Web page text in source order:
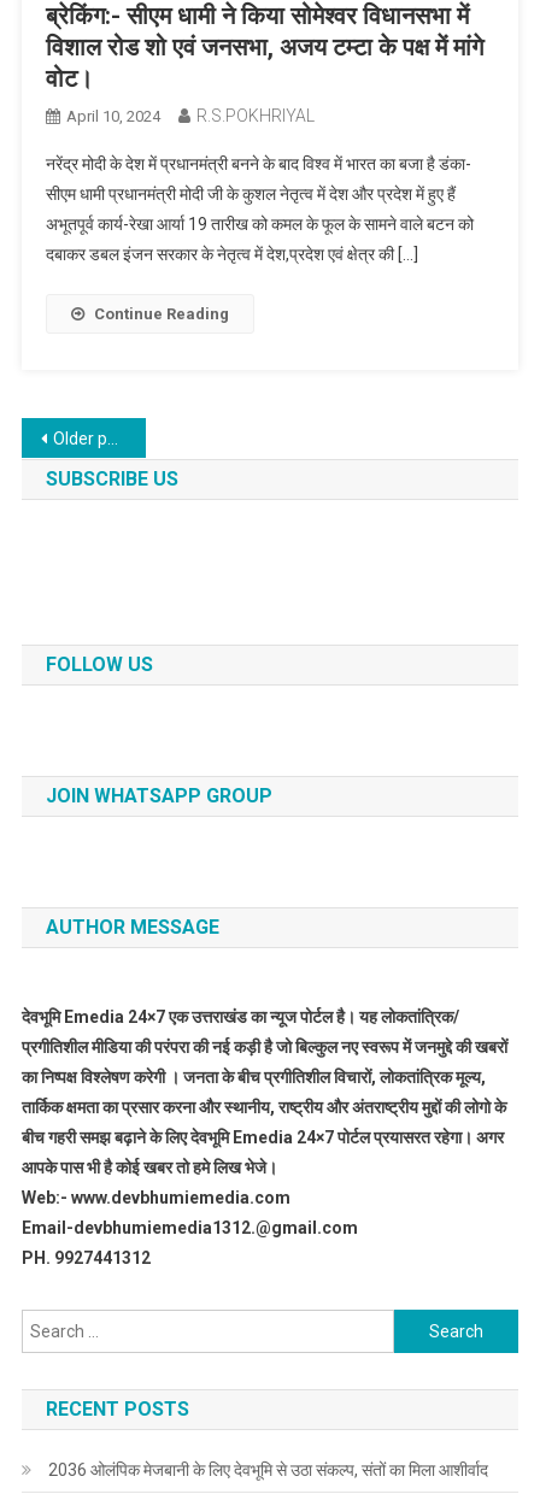
ब्रेकिंग:- सीएम धामी ने किया सोमेश्वर विधानसभा में
विशाल रोड शो एवं जनसभा, अजय टम्टा के पक्ष में मांगे
वोट।
April 10, 2024 R.S.POKHRIYAL
नरेंद्र मोदी के देश में प्रधानमंत्री बनने के बाद विश्व में भारत का बजा है डंका-
सीएम धामी प्रधानमंत्री मोदी जी के कुशल नेतृत्व में देश और प्रदेश में हुए हैं
अभूतपूर्व कार्य-रेखा आर्या 19 तारीख को कमल के फूल के सामने वाले बटन को
दबाकर डबल इंजन सरकार के नेतृत्व में देश,प्रदेश एवं क्षेत्र की […]
Continue Reading
Posts
navigation
Older posts
SUBSCRIBE US
FOLLOW US
JOIN WHATSAPP GROUP
AUTHOR MESSAGE
देवभूमि Emedia 24×7 एक उत्तराखंड का न्यूज पोर्टल है। यह लोकतांत्रिक/
प्रगीतिशील मीडिया की परंपरा की नई कड़ी है जो बिल्कुल नए स्वरूप में जनमुद्दे की खबरों
का निष्पक्ष विश्लेषण करेगी । जनता के बीच प्रगीतिशील विचारों, लोकतांत्रिक मूल्य,
तार्किक क्षमता का प्रसार करना और स्थानीय, राष्ट्रीय और अंतराष्ट्रीय मुद्दों की लोगो के
बीच गहरी समझ बढ़ाने के लिए देवभूमि Emedia 24×7 पोर्टल प्रयासरत रहेगा। अगर
आपके पास भी है कोई खबर तो हमे लिख भेजे।
Web:- www.devbhumiemedia.com
Email-devbhumiemedia1312.@gmail.com
PH. 9927441312
Search
for:
RECENT POSTS
2036 ओलंपिक मेजबानी के लिए देवभूमि से उठा संकल्प, संतों का मिला आशीर्वाद